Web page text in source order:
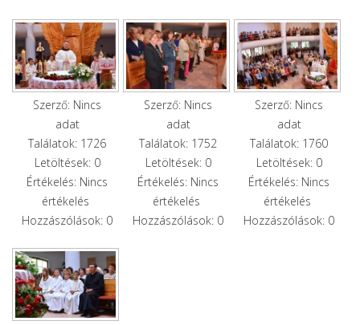
Szerző: Nincs
adat
Találatok: 1726
Letöltések: 0
Értékelés: Nincs
értékelés
Hozzászólások: 0
Szerző: Nincs
adat
Találatok: 1752
Letöltések: 0
Értékelés: Nincs
értékelés
Hozzászólások: 0
Szerző: Nincs
adat
Találatok: 1760
Letöltések: 0
Értékelés: Nincs
értékelés
Hozzászólások: 0